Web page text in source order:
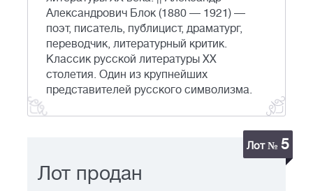
Александрович Блок (1880 — 1921) —
поэт, писатель, публицист, драматург,
переводчик, литературный критик.
Классик русской литературы XX
столетия. Один из крупнейших
представителей русского символизма.
Лот № 5
Лот продан